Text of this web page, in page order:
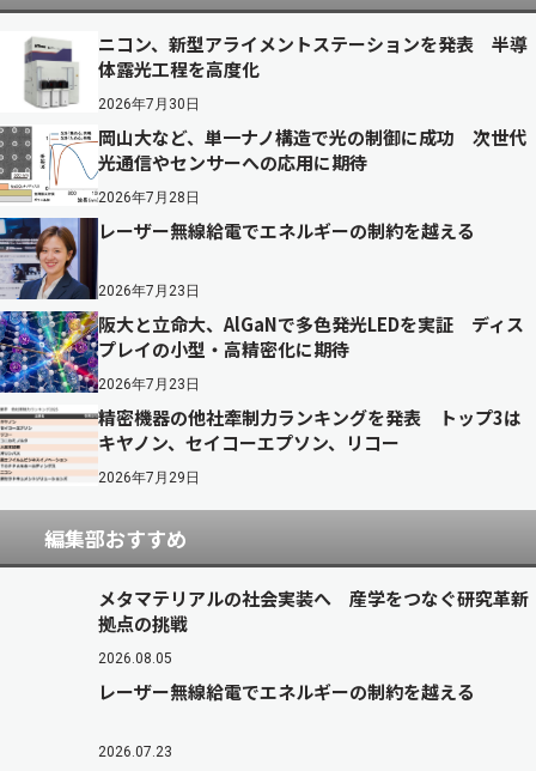
ニコン、新型アライメントステーションを発表 半導
体露光工程を高度化
2026年7月30日
岡山大など、単一ナノ構造で光の制御に成功 次世代
光通信やセンサーへの応用に期待
2026年7月28日
レーザー無線給電でエネルギーの制約を越える
2026年7月23日
阪大と立命大、AlGaNで多色発光LEDを実証 ディス
プレイの小型・高精密化に期待
2026年7月23日
精密機器の他社牽制力ランキングを発表 トップ3は
キヤノン、セイコーエプソン、リコー
2026年7月29日
編集部おすすめ
メタマテリアルの社会実装へ 産学をつなぐ研究革新
拠点の挑戦
2026.08.05
レーザー無線給電でエネルギーの制約を越える
2026.07.23